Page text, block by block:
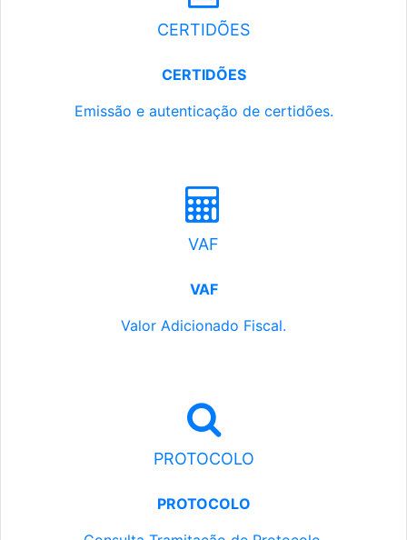
CERTIDÕES
CERTIDÕES
Emissão e autenticação de certidões.
VAF
VAF
Valor Adicionado Fiscal.
PROTOCOLO
PROTOCOLO